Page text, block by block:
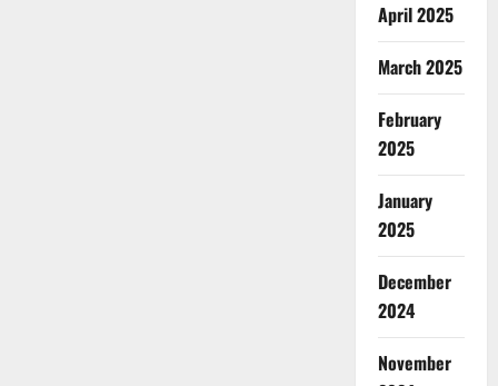
April 2025
March 2025
February
2025
January
2025
December
2024
November